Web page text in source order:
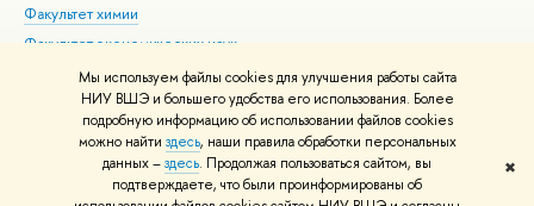
Мы используем файлы cookies для улучшения работы сайта
НИУ ВШЭ и большего удобства его использования. Более
подробную информацию об использовании файлов cookies
можно найти здесь, наши правила обработки персональных
данных –здесь. Продолжая пользоваться сайтом, вы
подтверждаете, что были проинформированы об
✖
Факультет химии
Факультет экономических наук
Международный институт экономики и финансов
Московский институт электроники и математики им. А.Н.
Тихонова